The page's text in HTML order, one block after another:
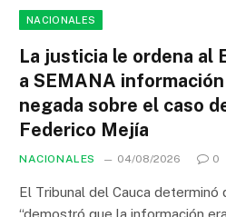
NACIONALES
La justicia le ordena al
a SEMANA
negada sobre el caso
Federico Mejía
NACIONALES 04/08/2026 0
El Tribunal del Cauca determinó